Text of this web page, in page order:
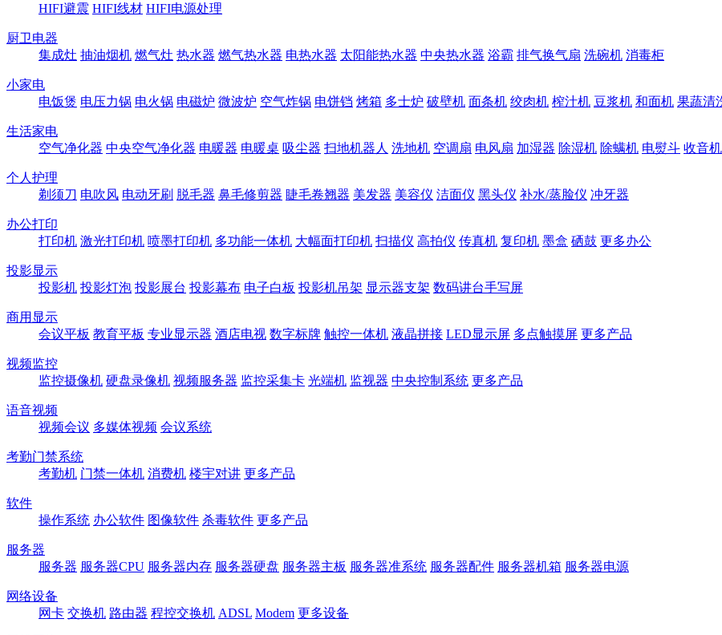
HIFI避震 HIFI线材 HIFI电源处理
厨卫电器
集成灶 抽油烟机 燃气灶 热水器 燃气热水器 电热水器 太阳能热水器 中央热水器 浴霸 排气换气扇 洗碗机 消毒柜
小家电
电饭煲 电压力锅 电火锅 电磁炉 微波炉 空气炸锅 电饼铛 烤箱 多士炉 破壁机 面条机 绞肉机 榨汁机 豆浆机 和面机 果蔬清
生活家电
空气净化器 中央空气净化器 电暖器 电暖桌 吸尘器 扫地机器人 洗地机 空调扇 电风扇 加湿器 除湿机 除螨机 电熨斗 收音机
个人护理
剃须刀 电吹风 电动牙刷 脱毛器 鼻毛修剪器 睫毛卷翘器 美发器 美容仪 洁面仪 黑头仪 补水/蒸脸仪 冲牙器
办公打印
打印机 激光打印机 喷墨打印机 多功能一体机 大幅面打印机 扫描仪 高拍仪 传真机 复印机 墨盒 硒鼓 更多办公
投影显示
投影机 投影灯泡 投影展台 投影幕布 电子白板 投影机吊架 显示器支架 数码讲台手写屏
商用显示
会议平板 教育平板 专业显示器 酒店电视 数字标牌 触控一体机 液晶拼接 LED显示屏 多点触摸屏 更多产品
视频监控
监控摄像机 硬盘录像机 视频服务器 监控采集卡 光端机 监视器 中央控制系统 更多产品
语音视频
视频会议 多媒体视频 会议系统
考勤门禁系统
考勤机 门禁一体机 消费机 楼宇对讲 更多产品
软件
操作系统 办公软件 图像软件 杀毒软件 更多产品
服务器
服务器 服务器CPU 服务器内存 服务器硬盘 服务器主板 服务器准系统 服务器配件 服务器机箱 服务器电源
网络设备
网卡 交换机 路由器 程控交换机 ADSL Modem 更多设备